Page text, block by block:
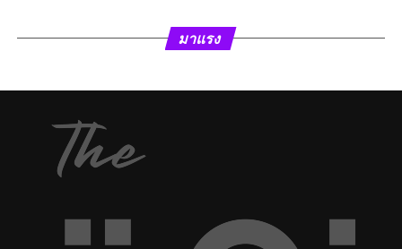
มาแรง